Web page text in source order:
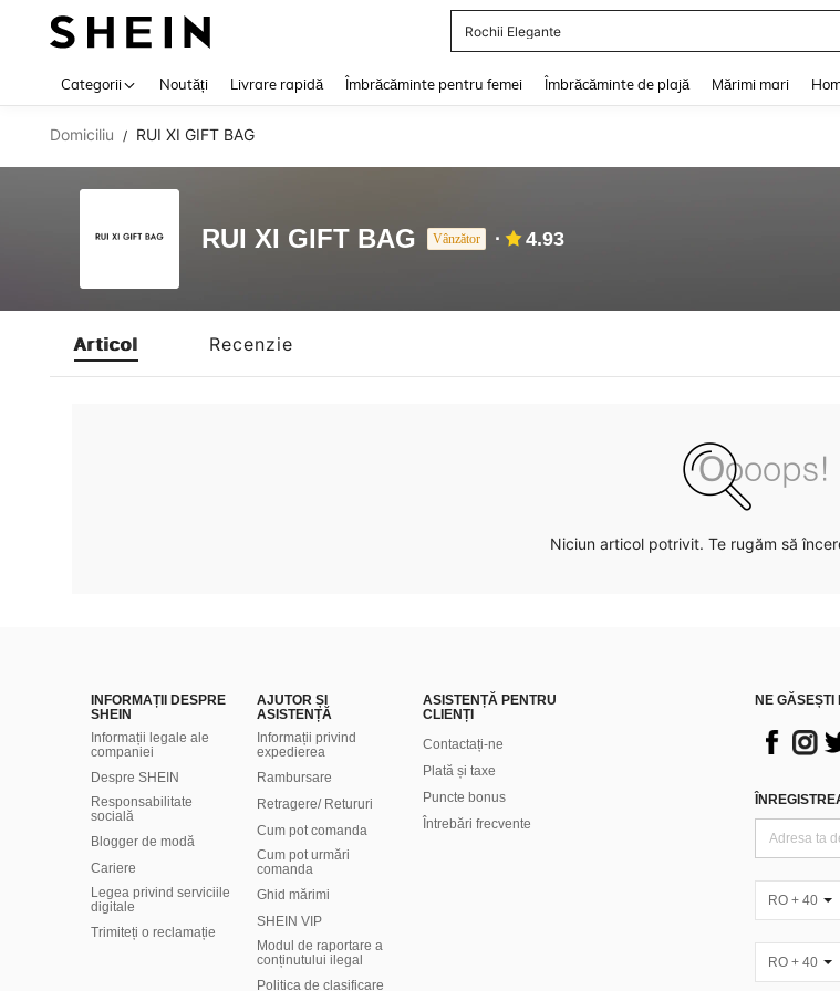
Rochii Elegante
Categorii Noutăți Livrare rapidă Îmbrăcăminte pentru femei Îmbrăcăminte de plajă Mărimi mari
Domiciliu / RUI XI GIFT BAG
RUI XI GIFT BAG Vânzător 4.93
Articol Recenzie
Niciun articol potrivit. Te rugăm să
INFORMAȚII DESPRE
SHEIN
Informații legale ale
companiei
Despre SHEIN
Responsabilitate
socială
Blogger de modă
Cariere
Legea privind serviciile
digitale
Trimiteți o reclamație
AJUTOR ȘI
ASISTENȚĂ
Informații privind
expedierea
Rambursare
Retragere/ Retururi
Cum pot comanda
Cum pot urmări
comanda
Ghid mărimi
SHEIN VIP
Modul de raportare a
conținutului ilegal
Politica de clasificare
ASISTENȚĂ PENTRU
CLIENȚI
Contactați-ne
Plată și taxe
Puncte bonus
Întrebări frecvente
NE GĂSEȘTI
RO + 40
RO + 40